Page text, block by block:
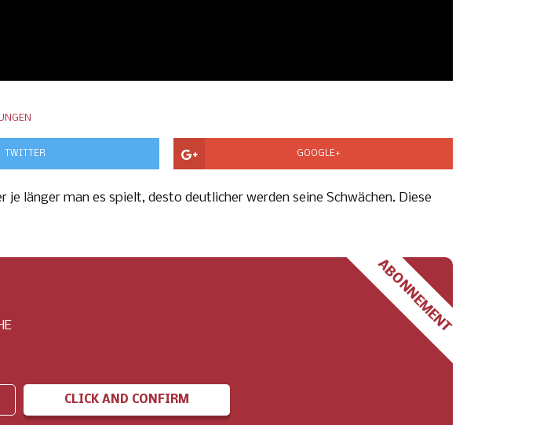
TWITTER GOOGLE+
länger man es spielt, desto deutlicher werden seine Schwächen. Diese
ABONNEMENT
CLICK AND CONFIRM